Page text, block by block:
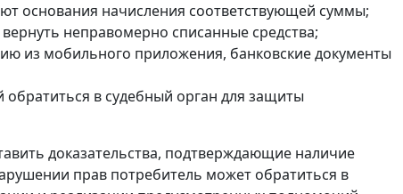
основания начисления соответствующей суммы;
неправомерно списанные средства;
из мобильного приложения, банковские документы
обратиться в судебный орган для защиты
доказательства, подтверждающие наличие
прав потребитель может обратиться в